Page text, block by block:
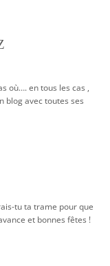
où…. en tous les cas ,
blog avec toutes ses
tu ta trame pour que
et bonnes fêtes !